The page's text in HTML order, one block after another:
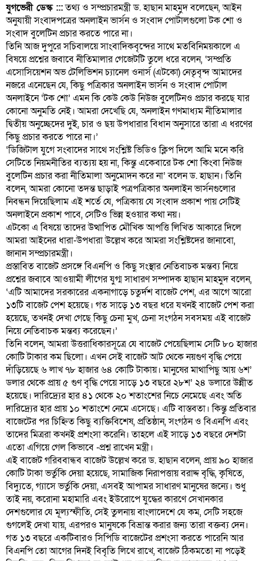
যুগভেরী ডেস্ক :::তথ্য ও সম্প্রচারমন্ত্রী ড. হাছান মাহমুদ বলেছেন, আইন
অনুযায়ী সংবাদপত্রের অনলাইন ভার্সন ও সংবাদ পোর্টালগুলো টক শো ও
সংবাদ বুলেটিন প্রচার করতে পারে না।
তিনি আজ দুপুরে সচিবালয়ে সাংবাদিকবৃন্দের সাথে মতবিনিময়কালে এ
বিষয়ে প্রশ্নের জবাবে নীতিমালার গেজেটটি তুলে ধরে বলেন, ‘সম্প্রতি
এসোসিয়েশন অভ টেলিভিশন চ্যানেল ওনার্স (এটকো) নেতৃবৃন্দ আমাদের
নজরে এনেছেন যে, কিছু পত্রিকার অনলাইন ভার্সন ও সংবাদ পোর্টাল
অনলাইনে ‘টক শো’ এমন কি কেউ কেউ নিউজ বুলেটিনও প্রচার করছে যার
কোনো অনুমতি নেই। আমরা দেখেছি যে, অনলাইন গণমাধ্যম নীতিমালার
দ্বিতীয় অনুচ্ছেদের দুই, চার ও ছয় উপধারার বিধান অনুসারে তারা এ ধরণের
কিছু প্রচার করতে পারে না।’
‘ডিজিটাল যুগে সংবাদের সাথে সংশ্লিষ্ট ভিডিও ক্লিপ দিলে আমি মনে করি
সেটিতে নিয়মনীতির ব্যত্যয় হয় না, কিন্তু একেবারে টক শো কিংবা নিউজ
বুলেটিন প্রচার করা নীতিমালা অনুমোদন করে না’ বলেন ড. হাছান। তিনি
বলেন, আমরা কোনো তদন্ত ছাড়াই পত্রপত্রিকার অনলাইন ভার্সনগুলোর
নিবন্ধন দিয়েছিলাম এই শর্তে যে, পত্রিকায় যে সংবাদ প্রকাশ পায় সেটিই
অনলাইনে প্রকাশ পাবে, সেটিও ভিন্ন হওয়ার কথা নয়।
এটকো এ বিষয়ে তাদের উত্থাপিত মৌখিক আপত্তি লিখিত আকারে দিলে
আমরা আইনের ধারা-উপধারা উল্লেখ করে আমরা সংশ্লিষ্টদের জানাবো,
জানান সম্প্রচারমন্ত্রী।
প্রস্তাবিত বাজেট প্রসঙ্গে বিএনপি ও কিছু সংস্থার নেতিবাচক মন্তব্য নিয়ে
প্রশ্নের জবাবে আওয়ামী লীগের যুগ্ম সাধারণ সম্পাদক হাছান মাহমুদ বলেন,
‘এটি আমাদের সরকারের একনাগাড়ে চতুর্দশ বাজেট পেশ, এর আগে আরো
১৩টি বাজেট পেশ হয়েছে। গত সাড়ে ১৩ বছর ধরে যখনই বাজেট পেশ করা
হয়েছে, তখনই দেখা গেছে কিছু চেনা মুখ, চেনা সংগঠন সবসময় এই বাজেট
নিয়ে নেতিবাচক মন্তব্য করেছেন।’
তিনি বলেন, আমরা উত্তরাধিকারসূত্রে যে বাজেট পেয়েছিলাম সেটি ৮০ হাজার
কোটি টাকার কম ছিলো। এখন সেই বাজেট আট থেকে নয়গুণ বৃদ্ধি পেয়ে
দাঁড়িয়েছে ৬ লাখ ৭৮ হাজার ৬৪ কোটি টাকায়। মানুষের মাথাপিছু আয় ৬শ’
ডলার থেকে প্রায় ৫ গুণ বৃদ্ধি পেয়ে সাড়ে ১৩ বছরে ২৮শ’ ২৪ ডলারে উন্নীত
হয়েছে। দারিদ্র্যের হার ৪১ থেকে ২০ শতাংশের নিচে নেমেছে এবং অতি
দারিদ্র্যের হার প্রায় ১০ শতাংশে নেমে এসেছে। এটি বাস্তবতা। কিন্তু প্রতিবার
বাজেটের পর চিহ্নিত কিছু ব্যক্তিবিশেষ, প্রতিষ্ঠান, সংগঠন ও বিএনপি এবং
তাদের মিত্ররা কখনই প্রশংসা করেনি। তাহলে এই সাড়ে ১৩ বছরে দেশটা
এতো এগিয়ে গেল কিভাবে -প্রশ্ন রাখেন মন্ত্রী।
এই বাজেট গরিববান্ধব বাজেট উল্লেখ করে ড. হাছান বলেন, প্রায় ৯০ হাজার
কোটি টাকা ভর্তুকি দেয়া হয়েছে, সামাজিক নিরাপত্তায় বরাদ্দ বৃদ্ধি, কৃষিতে,
বিদ্যুতে, গ্যাসে ভর্তুকি দেয়া, এসবই আপামর সাধারণ মানুষের জন্যে। শুধু
তাই নয়, করোনা মহামারি এবং ইউরোপে যুদ্ধের কারণে সেখানকার
দেশগুলোর যে মূল্যস্ফীতি, সেই তুলনায় বাংলাদেশে যে কম, সেটি সহজে
গুগলেই দেখা যায়, এরপরও মানুষকে বিভ্রান্ত করার জন্য তারা বক্তব্য দেন।
গত ১৩ বছরে একটিবারও সিপিডি বাজেটের প্রশংসা করতে পারেনি আর
বিএনপি তো আগের দিনই বিবৃতি লিখে রাখে, বাজেট ঠিকমতো না পড়েই